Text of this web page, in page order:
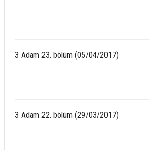
3 Adam 23. bölüm (05/04/2017)
3 Adam 22. bölüm (29/03/2017)